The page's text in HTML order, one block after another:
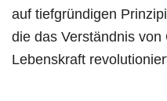
auf tiefgründigen
die das Verständnis von
Lebenskraft